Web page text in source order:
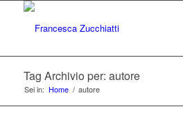
Tag Archivio per: autore
Sei in: Home / autore